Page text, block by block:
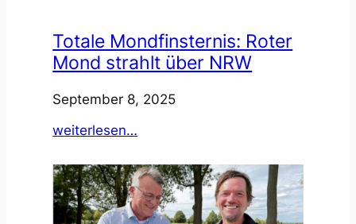
Totale Mondfinsternis: Roter
Mond strahlt über NRW
September 8, 2025
weiterlesen…
Mondfinsternis:
Roter
Mond